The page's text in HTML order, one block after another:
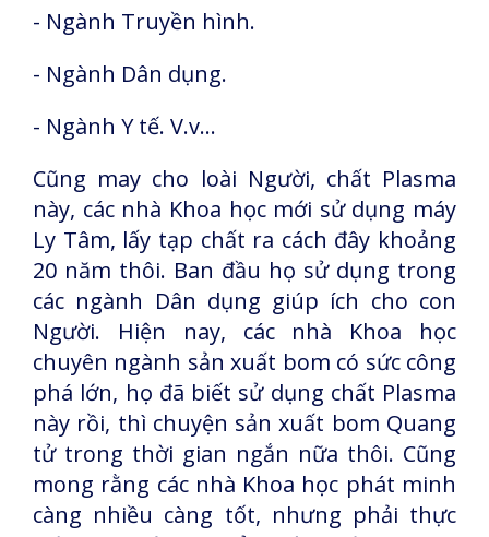
- Ngành Truyền hình.
- Ngành Dân dụng.
- Ngành Y tế. V.v…
Cũng may cho loài Người, chất Plasma
này, các nhà Khoa học mới sử dụng máy
Ly Tâm, lấy tạp chất ra cách đây khoảng
20 năm thôi. Ban đầu họ sử dụng trong
các ngành Dân dụng giúp ích cho con
Người. Hiện nay, các nhà Khoa học
chuyên ngành sản xuất bom có sức công
phá lớn, họ đã biết sử dụng chất Plasma
này rồi, thì chuyện sản xuất bom Quang
tử trong thời gian ngắn nữa thôi. Cũng
mong rằng các nhà Khoa học phát minh
càng nhiều càng tốt, nhưng phải thực